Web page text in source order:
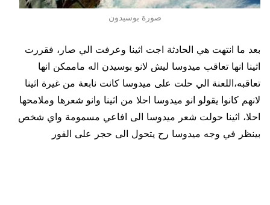
صورة بوسيدون
بعد ما انتهت هي الحادثة اجت اثينا وعرفت الي صار، فقررت
اثينا انها تعاقب ميدوسا ليش لانو بوسيدن اله ماممكن انها
تعاقبه،اللعنة الي حلت على ميدوسا كانت نابعة من غيرة اثينا
لانهم كانوا يقولو انو ميدوسا احلا من اثينا وانو شعرها وملامحها
احلا، اثينا حولت شعر ميدوسا الى افاعي مسمومة واي شخص
بينظر في وجه ميدوسا رح يتحول الى حجر على الفور